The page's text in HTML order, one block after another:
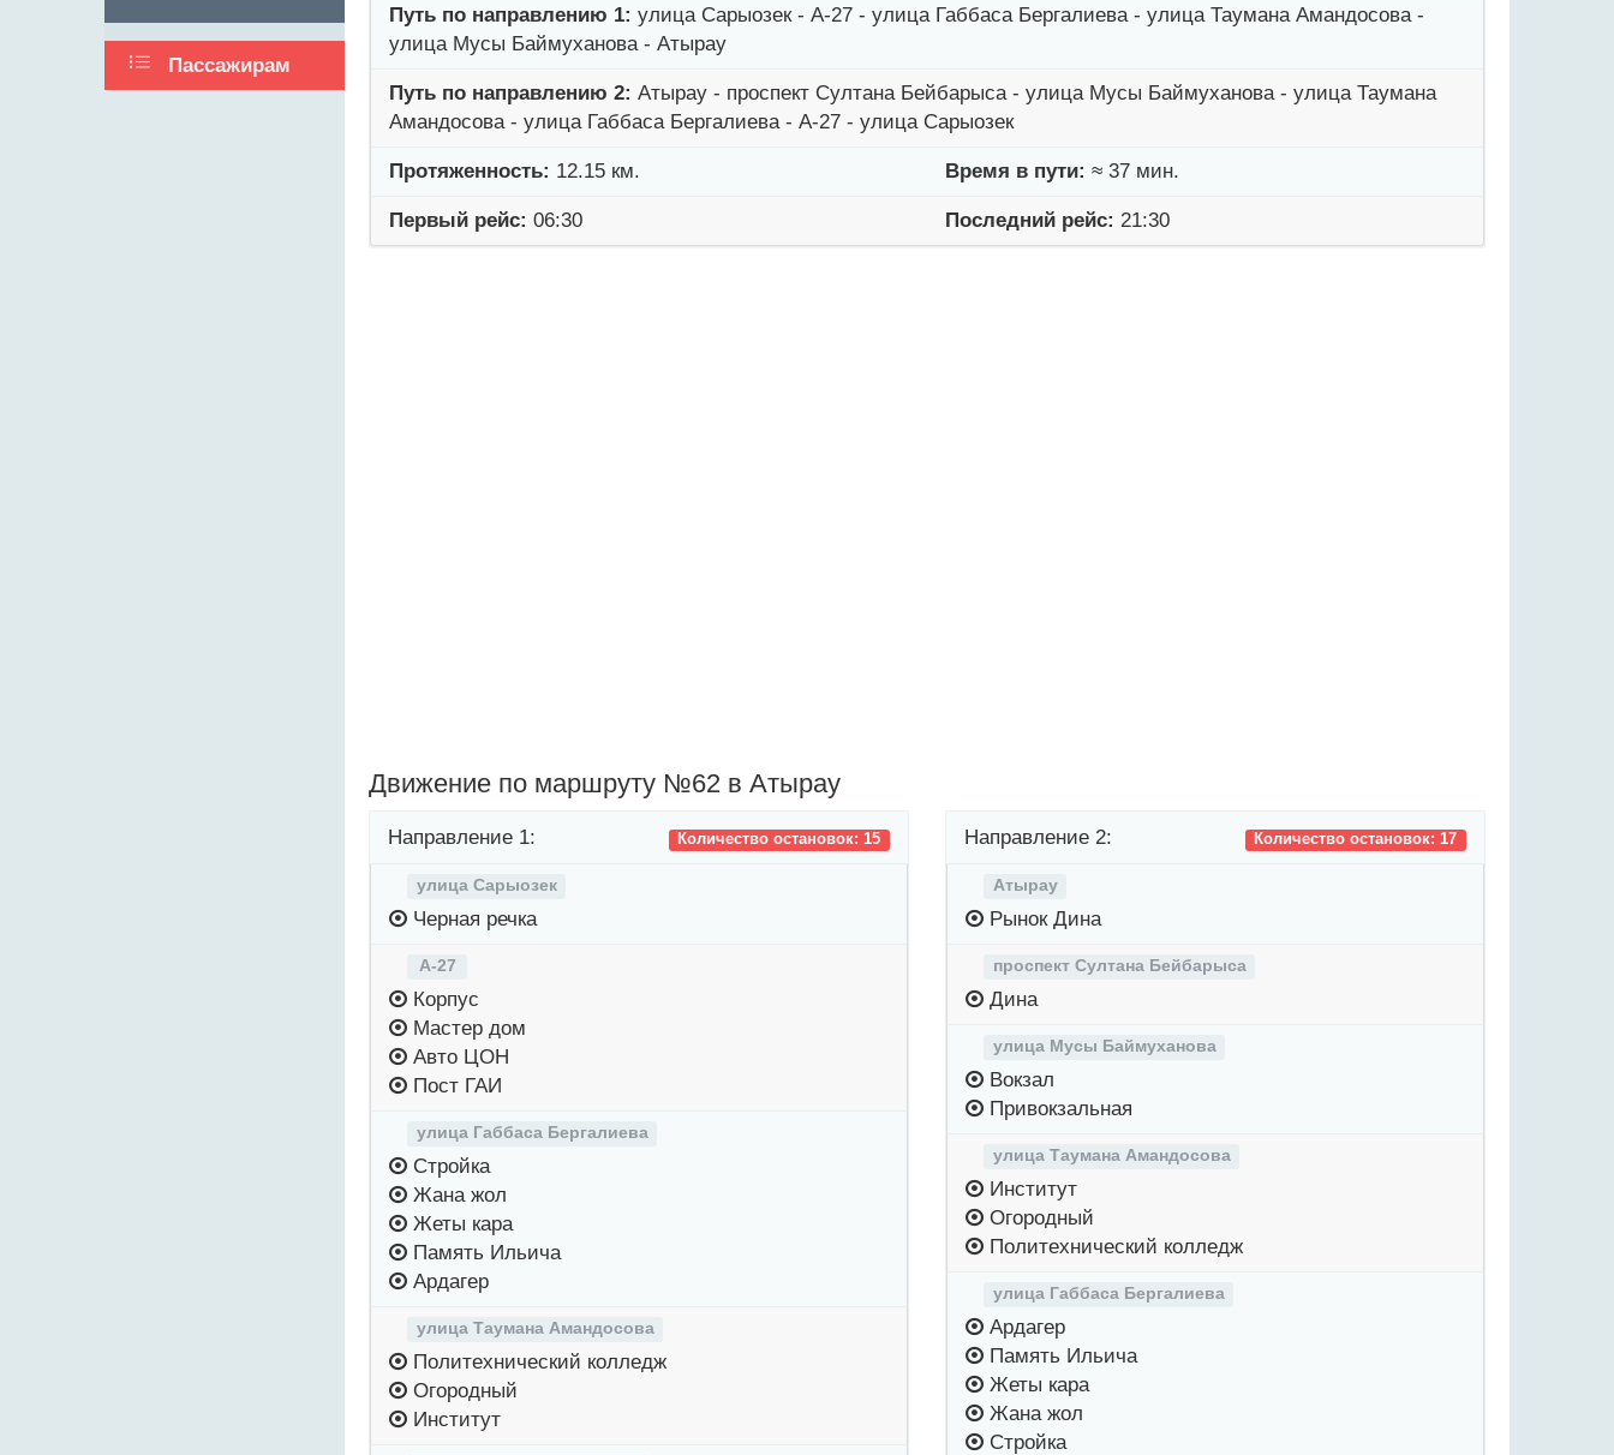
Пассажирам
Путь по направлению 1: улица Сарыозек - А-27 - улица Габбаса Бергалиева - улица Таумана Амандосова -
улица Мусы Баймуханова - Атырау
Путь по направлению 2: Атырау - проспект Султана Бейбарыса - улица Мусы Баймуханова - улица Таумана
Амандосова - улица Габбаса Бергалиева - А-27 - улица Сарыозек
Протяженность: 12.15 км. Время в пути: ≈ 37 мин.
Первый рейс: 06:30 Последний рейс: 21:30
Движение по маршруту №62 в Атырау
Количество остановок: 15
Направление 1:
улица Сарыозек
Черная речка
А-27
Корпус
Мастер дом
Авто ЦОН
Пост ГАИ
улица Габбаса Бергалиева
Стройка
Жана жол
Жеты кара
Память Ильича
Ардагер
улица Таумана Амандосова
Политехнический колледж
Огородный
Институт
Количество остановок: 17
Направление 2:
Атырау
Рынок Дина
проспект Султана Бейбарыса
Дина
улица Мусы Баймуханова
Вокзал
Привокзальная
улица Таумана Амандосова
Институт
Огородный
Политехнический колледж
улица Габбаса Бергалиева
Ардагер
Память Ильича
Жеты кара
Жана жол
Стройка